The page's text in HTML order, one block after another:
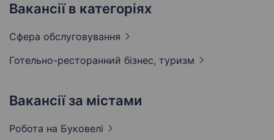
Вакансії в категоріях
Сфера обслуговування
Готельно-ресторанний бізнес, туризм
Вакансії за містами
Робота на Буковелі